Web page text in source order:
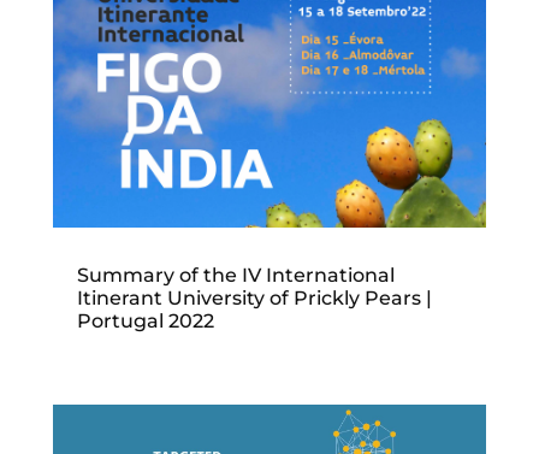
Summary of the IV International
Itinerant University of Prickly Pears |
Portugal 2022